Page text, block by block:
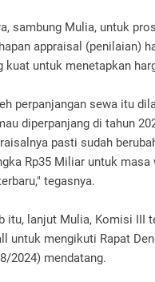
sambung Mulia, untuk
appraisal (penilaian)
kuat untuk menetapkan
perpanjangan sewa itu
diperpanjang di tahun
pasti sudah
Rp35 Miliar untuk
tegasnya.
itu, lanjut Mulia, Komisi III
untuk mengikuti Rapat
2024) mendatang.